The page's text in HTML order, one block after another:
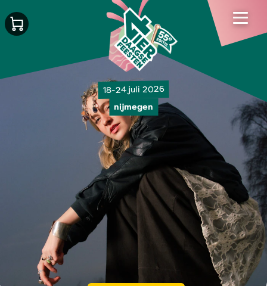
18-24 juli 2026
nijmegen